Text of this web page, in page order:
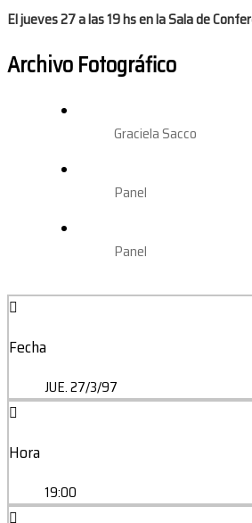
El jueves 27 a las 19 hs en la Sala de
Archivo Fotográfico
Graciela Sacco
Panel
Panel
Fecha
JUE. 27/3/97
Hora
19:00